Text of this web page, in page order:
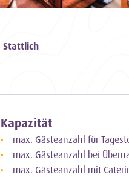
Stattlich
Kapazität
max. Gästeanzahl für
max. Gästeanzahl bei
max. Gästeanzahl mit